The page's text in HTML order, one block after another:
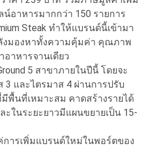
อาหารมากกว่า 150 รายการ
Steak ทำให้แบรนด์นี้เข้ามา
งมองหาทั้งความคุ้มค่า คุณภาพ
าหารจานเดียว
5 สาขาภายในปีนี้ โดยจะ
3 และไตรมาส 4 ผ่านการปรับ
พื้นที่เหมาะสม คาดสร้างรายได้
ในระยะยาวมีแผนขยายเป็น 15-
การเพิ่มแบรนด์ใหม่ในพอร์ตของ